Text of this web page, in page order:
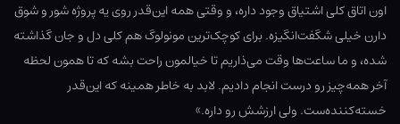
اون اتاق کلی اشتیاق وجود داره، و وقتی همه این‌قدر روی یه پروژه شور و شوق
دارن خیلی شگفت‌انگیزه. برای کوچک‌ترین مونولوگ هم کلی دل و جان گذاشته
شده، و ما ساعت‌ها وقت می‌ذاریم تا خیالمون راحت بشه که تا همون لحظه
آخر همه‌چیز رو درست انجام دادیم. لابد به خاطر همینه که این‌قدر
خسته‌کننده‌ست. ولی ارزشش رو داره.»